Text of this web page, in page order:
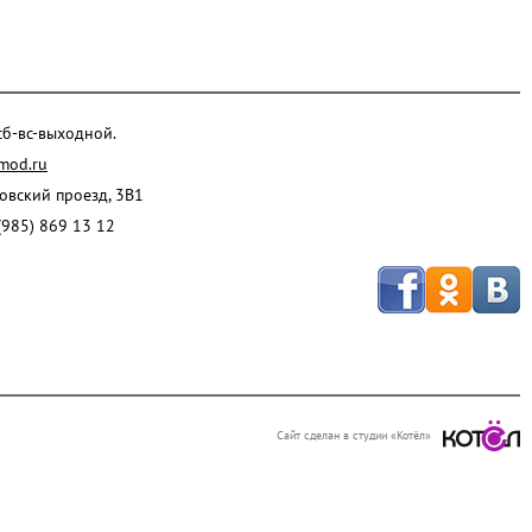
вс-выходной.
проезд, 3В1
869 13 12
Сайт сделан в студии «Котёл»